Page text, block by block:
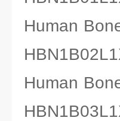
Human
Human